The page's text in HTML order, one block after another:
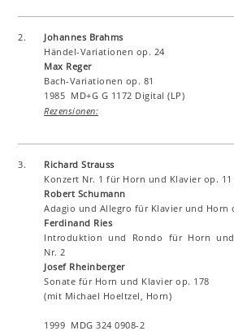
2.
Johannes Brahms
Händel-Variationen op. 24
Max Reger
Bach-Variationen op. 81
1985 MD+G G 1172 Digital (LP)
Rezensionen:
3.
Richard Strauss
Konzert Nr. 1 für Horn und Klavier op. 11
Robert Schumann
Adagio und Allegro für Klavier und Horn
Ferdinand Ries
Introduktion und Rondo für Horn
Nr. 2
Josef Rheinberger
Sonate für Horn und Klavier op. 178
(mit Michael Hoeltzel, Horn)
1999 MDG 324 0908-2